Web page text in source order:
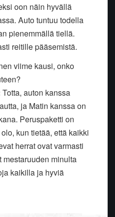
oon näin hyvällä
Auto tuntuu todella
pienemmällä tiellä.
reitille pääsemistä.
viime kausi, onko
Totta, auton kanssa
ja Matin kanssa on
Peruspaketti on
kun tietää, että kaikki
herrat ovat varmasti
minulta
kaikilla ja hyviä